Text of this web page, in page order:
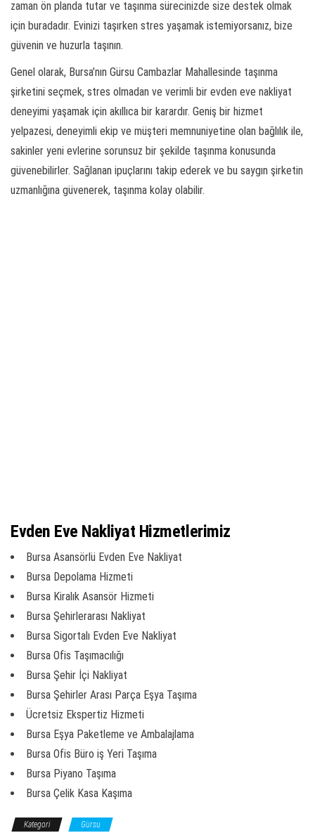
zaman ön planda tutar ve taşınma sürecinizde size destek olmak
için buradadır. Evinizi taşırken stres yaşamak istemiyorsanız, bize
güvenin ve huzurla taşının.
Genel olarak, Bursa’nın Gürsu Cambazlar Mahallesinde taşınma
şirketini seçmek, stres olmadan ve verimli bir evden eve nakliyat
deneyimi yaşamak için akıllıca bir karardır. Geniş bir hizmet
yelpazesi, deneyimli ekip ve müşteri memnuniyetine olan bağlılık ile,
sakinler yeni evlerine sorunsuz bir şekilde taşınma konusunda
güvenebilirler. Sağlanan ipuçlarını takip ederek ve bu saygın şirketin
uzmanlığına güvenerek, taşınma kolay olabilir.
Evden Eve Nakliyat Hizmetlerimiz
Bursa Asansörlü Evden Eve Nakliyat
Bursa Depolama Hizmeti
Bursa Kiralık Asansör Hizmeti
Bursa Şehirlerarası Nakliyat
Bursa Sigortalı Evden Eve Nakliyat
Bursa Ofis Taşımacılığı
Bursa Şehir İçi Nakliyat
Bursa Şehirler Arası Parça Eşya Taşıma
Ücretsiz Ekspertiz Hizmeti
Bursa Eşya Paketleme ve Ambalajlama
Bursa Ofis Büro iş Yeri Taşıma
Bursa Piyano Taşıma
Bursa Çelik Kasa Kaşıma
Kategori Gürsu